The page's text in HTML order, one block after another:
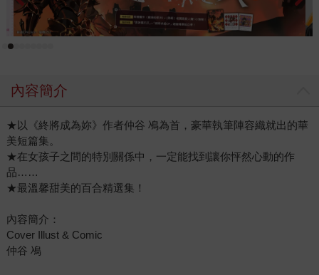
內容簡介
★以《終將成為妳》作者仲谷 鳰為首，豪華執筆陣容織就出的華
美短篇集。
★在女孩子之間的特別關係中，一定能找到讓你怦然心動的作
品……
★最溫馨甜美的百合精選集！
內容簡介：
Cover Illust & Comic
仲谷 鳰